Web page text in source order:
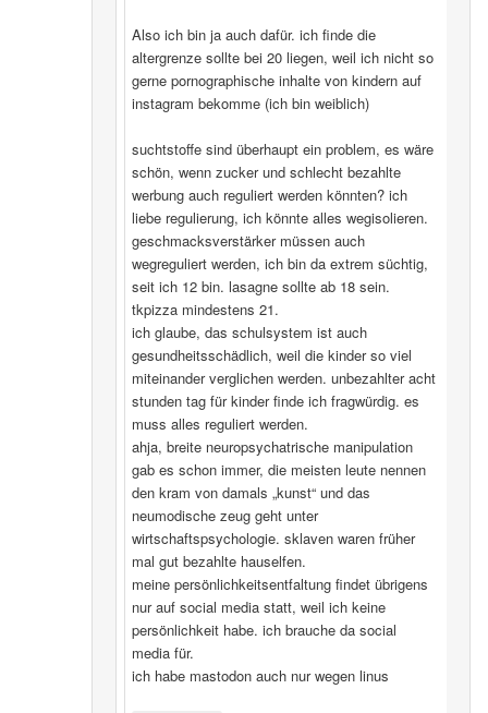
Also ich bin ja auch dafür. ich finde die
altergrenze sollte bei 20 liegen, weil ich nicht so
gerne pornographische inhalte von kindern auf
instagram bekomme (ich bin weiblich)
suchtstoffe sind überhaupt ein problem, es wäre
schön, wenn zucker und schlecht bezahlte
werbung auch reguliert werden könnten? ich
liebe regulierung, ich könnte alles wegisolieren.
geschmacksverstärker müssen auch
wegreguliert werden, ich bin da extrem süchtig,
seit ich 12 bin. lasagne sollte ab 18 sein.
tkpizza mindestens 21.
ich glaube, das schulsystem ist auch
gesundheitsschädlich, weil die kinder so viel
miteinander verglichen werden. unbezahlter acht
stunden tag für kinder finde ich fragwürdig. es
muss alles reguliert werden.
ahja, breite neuropsychatrische manipulation
gab es schon immer, die meisten leute nennen
den kram von damals „kunst“ und das
neumodische zeug geht unter
wirtschaftspsychologie. sklaven waren früher
mal gut bezahlte hauselfen.
meine persönlichkeitsentfaltung findet übrigens
nur auf social media statt, weil ich keine
persönlichkeit habe. ich brauche da social
media für.
ich habe mastodon auch nur wegen linus